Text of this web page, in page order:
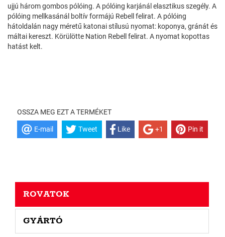
ujjú három gombos pólóing. A pólóing karjánál elasztikus szegély. A
pólóing mellkasánál boltív formájú Rebell felirat. A pólóing
hátoldalán nagy méretű katonai stílusú nyomat: koponya, gránát és
máltai kereszt. Körülötte Nation Rebell felirat. A nyomat kopottas
hatást kelt.
OSSZA MEG EZT A TERMÉKET
E-mail Tweet Like +1 Pin it
ROVATOK
GYÁRTÓ